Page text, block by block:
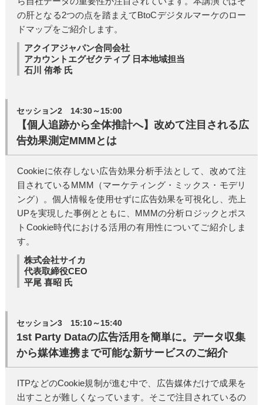
の肝となる2つの点を踏まえてBtoCデジタルマーケのロー
ドマップをご紹介します。
アクイアジャパン合同会社
アカウントエグゼクティブ 日本地域担当
石川 侑希 氏
セッション2 14:30～15:00
【個人追跡から全体推計へ】改めて注目される広
告効果測定MMMとは
Cookieに依存しない広告効果分析手法として、改めて注
目されているMMM（マーケティング・ミックス・モデリ
ング）。個人情報を使用せずに広告効果を可視化し、売上
UPを実現した事例とともに、MMMの分析ロジックとポス
トCookie時代における活用の有用性についてご紹介しま
す。
株式会社サイカ
代表取締役CEO
平尾 喜昭 氏
セッション3 15:10～15:40
1st Party Dataの広告活用を簡単に。データ収集
から媒体連携まで可能な新サービスのご紹介
ITPなどのCookie規制が進む中で、広告媒体だけで成果を
出すことが難しくなっています。そこで注目されているの